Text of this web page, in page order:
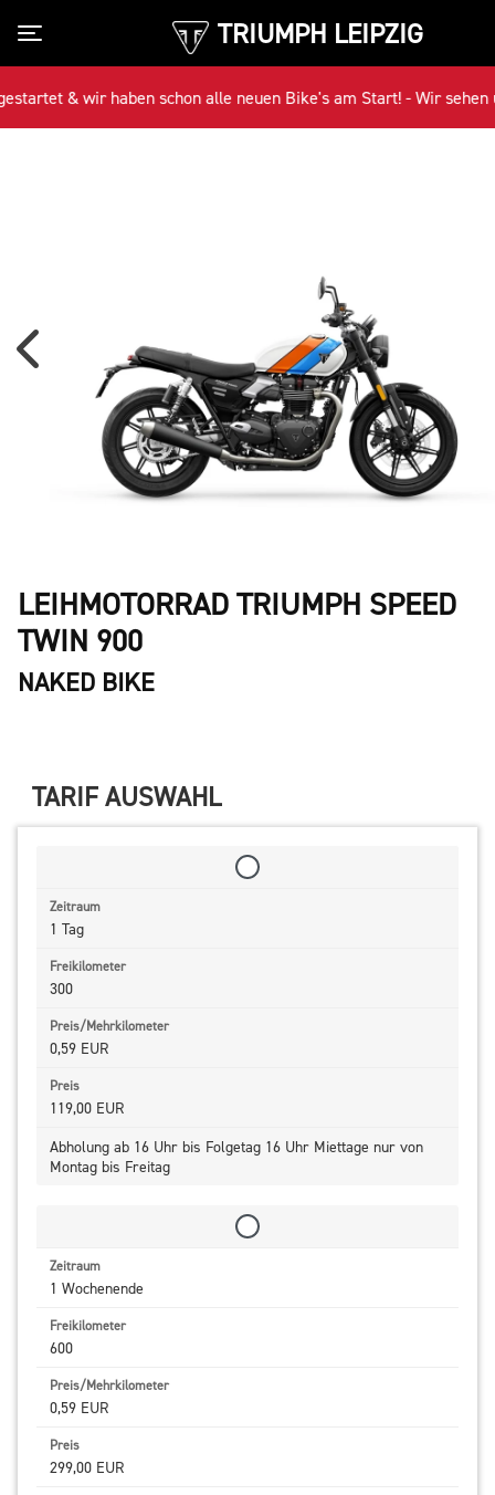
TRIUMPH LEIPZIG
Toggle navigation
wir haben schon alle neuen Bike's am Start! - Wir sehen uns!
LEIHMOTORRAD TRIUMPH SPEED
TWIN 900
NAKED BIKE
TARIF AUSWAHL
1 Tag
300
0,59 EUR
119,00 EUR
Abholung ab 16 Uhr bis Folgetag 16 Uhr Miettage nur von
Montag bis Freitag
1 Wochenende
600
0,59 EUR
299,00 EUR